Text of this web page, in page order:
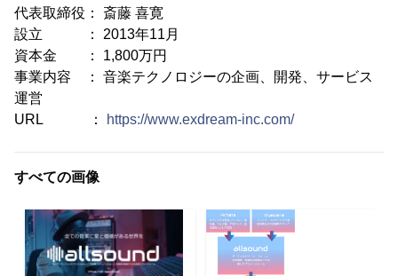
代表取締役： 斎藤 喜寛
設立 ： 2013年11月
資本金 ： 1,800万円
事業内容 ： 音楽テクノロジーの企画、開発、サービス
運営
URL ：
https://www.exdream-inc.com/
すべての画像